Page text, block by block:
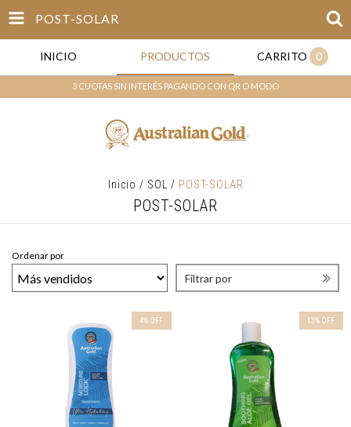
POST-SOLAR
INICIO PRODUCTOS CARRITO 0
3 CUOTAS SIN INTERÉS PAGANDO CON QR O MODO
Inicio / SOL / POST-SOLAR
POST-SOLAR
Ordenar por
Filtrar por
4% OFF 13% OFF